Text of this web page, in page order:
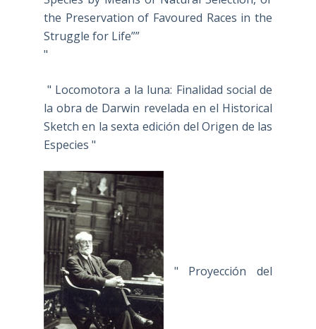
the Preservation of Favoured Races in the
Struggle for Life””
"
" Locomotora a la luna: Finalidad social de
la obra de Darwin revelada en el Historical
Sketch en la sexta edición del Origen de las
Especies "
" Proyección del